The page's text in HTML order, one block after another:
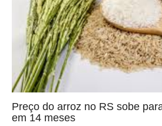
Preço do arroz no RS sobe
em 14 meses